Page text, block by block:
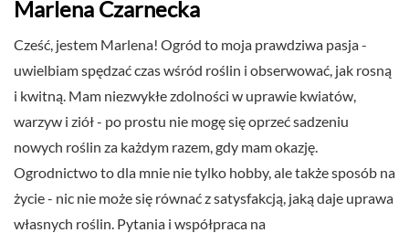
Marlena Czarnecka
Cześć, jestem Marlena! Ogród to moja prawdziwa pasja -
uwielbiam spędzać czas wśród roślin i obserwować, jak rosną
i kwitną. Mam niezwykłe zdolności w uprawie kwiatów,
warzyw i ziół - po prostu nie mogę się oprzeć sadzeniu
nowych roślin za każdym razem, gdy mam okazję.
Ogrodnictwo to dla mnie nie tylko hobby, ale także sposób na
życie - nic nie może się równać z satysfakcją, jaką daje uprawa
własnych roślin. Pytania i współpraca na